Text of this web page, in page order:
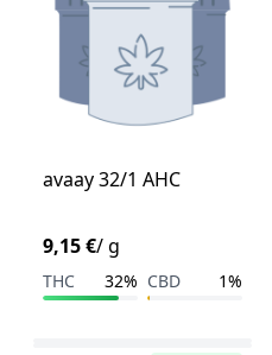
avaay 32/1 AHC
9,15 €/ g
THC 32% CBD 1%